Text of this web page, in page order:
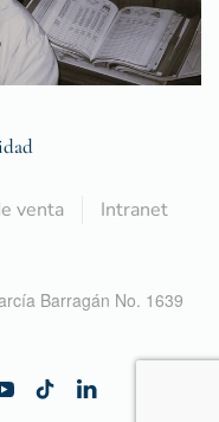
venta
Intranet
Barragán No. 1639